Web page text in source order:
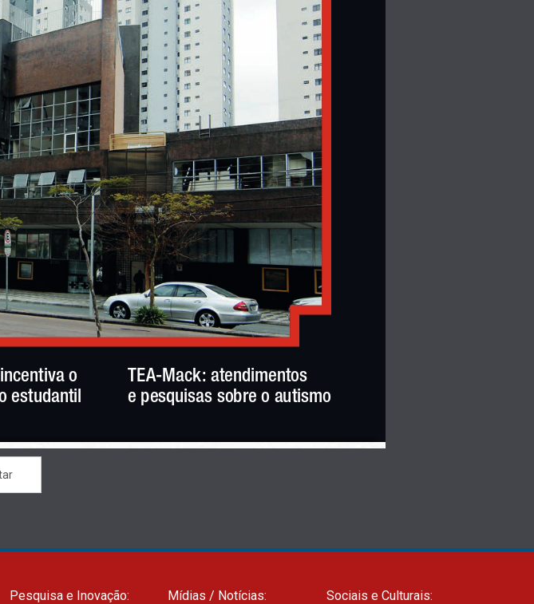
o
estudantil
TEA-Mack: atendimentos
e pesquisas sobre o autismo
Pesquisa e Inovação:
Mídias / Notícias:
Sociais e Culturais: